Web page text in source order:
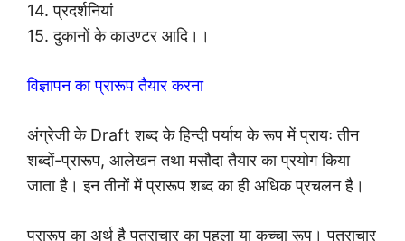
14. प्रदर्शनियां
15. दुकानों के काउण्टर आदि।।
विज्ञापन का प्रारूप तैयार करना
अंग्रेजी के Draft शब्द के हिन्दी पर्याय के रूप में प्रायः तीन
शब्दों-प्रारूप, आलेखन तथा मसौदा तैयार का प्रयोग किया
जाता है। इन तीनों में प्रारूप शब्द का ही अधिक प्रचलन है।
प्रारूप का अर्थ है पत्राचार का पहला या कच्चा रूप। पत्राचार